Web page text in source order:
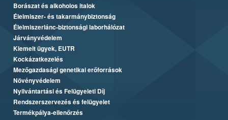
Borászat és alkoholos italok
Élelmiszer- és takarmánybiztonság
Élelmiszerlánc-biztonsági laborhálózat
Járványvédelem
Kiemelt ügyek, EUTR
Kockázatkezelés
Mezőgazdasági genetikai erőforrások
Növényvédelem
Nyilvántartási és Felügyeleti Díj
Rendszerszervezés és felügyelet
Termékpálya-ellenőrzés